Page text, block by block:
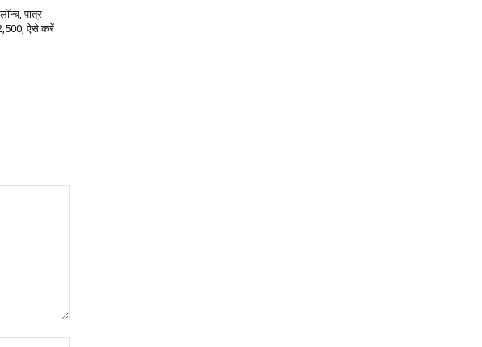
पात्र
ऐसे करें